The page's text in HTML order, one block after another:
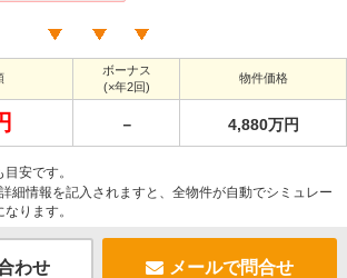
ボーナス
(×年2回)
物件価格
－ 4,880万円
安です。
細情報を記入されますと、全物件が自動でシミュレー
ります。
わせ メールで問合せ